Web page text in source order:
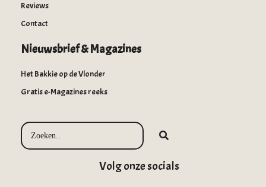
Reviews
Contact
Nieuwsbrief & Magazines
Het Bakkie op de Vlonder
Gratis e-Magazines reeks
Volg onze socials